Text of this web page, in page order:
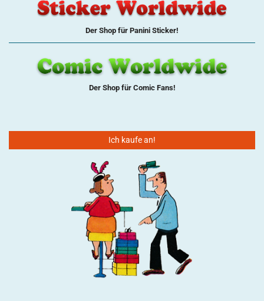
Der Shop für Panini Sticker!
Der Shop für Comic Fans!
Ich kaufe an!